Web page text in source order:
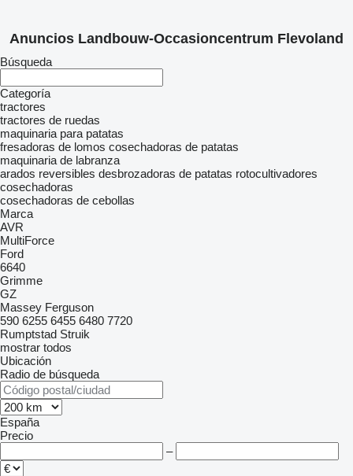
Anuncios Landbouw-Occasioncentrum Flevoland
Búsqueda
Categoría
tractores
tractores de ruedas
maquinaria para patatas
fresadoras de lomos cosechadoras de patatas
maquinaria de labranza
arados reversibles desbrozadoras de patatas rotocultivadores
cosechadoras
cosechadoras de cebollas
Marca
AVR
MultiForce
Ford
6640
Grimme
GZ
Massey Ferguson
590 6255 6455 6480 7720
Rumptstad Struik
mostrar todos
Ubicación
Radio de búsqueda
España
Precio
–